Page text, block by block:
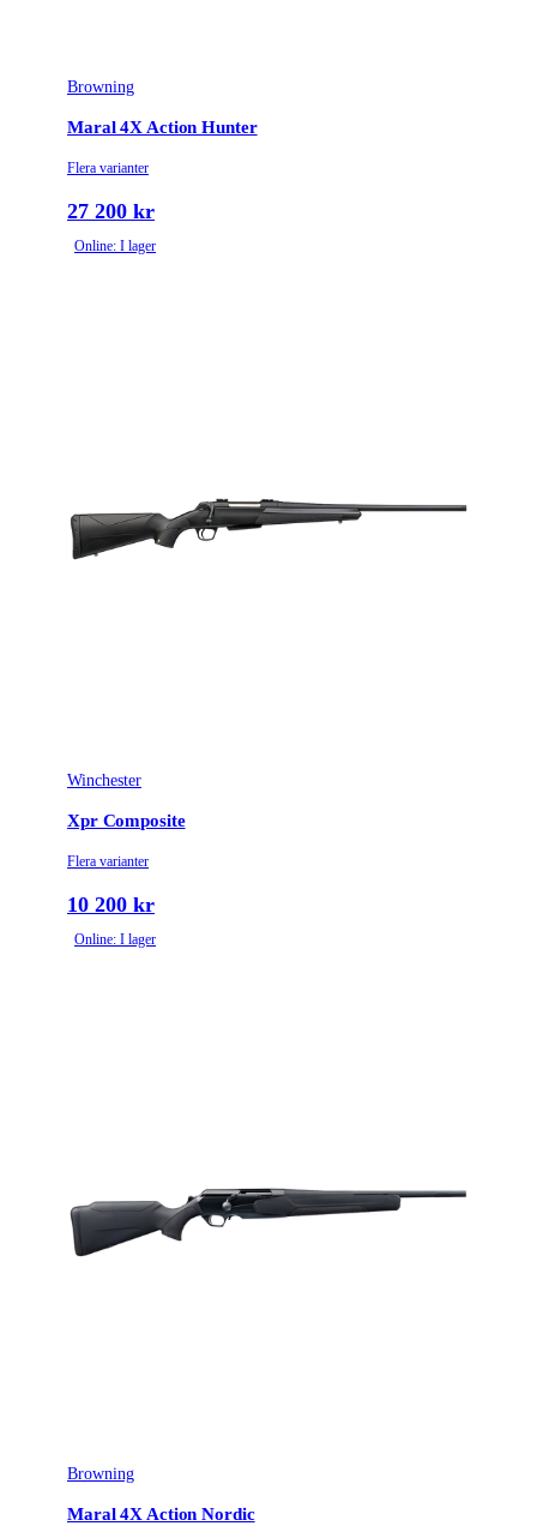
Browning
Maral 4X Action Hunter
Flera varianter
27 200 kr
Online: I lager
Winchester
Xpr Composite
Flera varianter
10 200 kr
Online: I lager
Browning
Maral 4X Action Nordic